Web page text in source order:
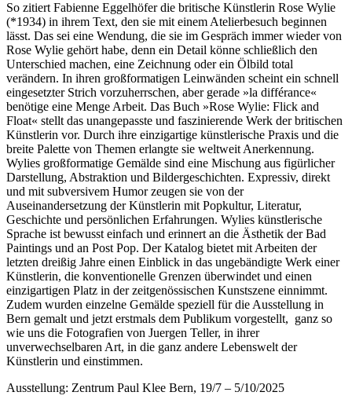
So zitiert Fabienne Eggelhöfer die britische Künstlerin Rose Wylie
(*1934) in ihrem Text, den sie mit einem Atelierbesuch beginnen
lässt. Das sei eine Wendung, die sie im Gespräch immer wieder von
Rose Wylie gehört habe, denn ein Detail könne schließlich den
Unterschied machen, eine Zeichnung oder ein Ölbild total
verändern. In ihren großformatigen Leinwänden scheint ein schnell
eingesetzter Strich vorzuherrschen, aber gerade »la différance«
benötige eine Menge Arbeit. Das Buch »Rose Wylie: Flick and
Float« stellt das unangepasste und faszinierende Werk der britischen
Künstlerin vor. Durch ihre einzigartige künstlerische Praxis und die
breite Palette von Themen erlangte sie weltweit Anerkennung.
Wylies großformatige Gemälde sind eine Mischung aus figürlicher
Darstellung, Abstraktion und Bildergeschichten. Expressiv, direkt
und mit subversivem Humor zeugen sie von der
Auseinandersetzung der Künstlerin mit Popkultur, Literatur,
Geschichte und persönlichen Erfahrungen. Wylies künstlerische
Sprache ist bewusst einfach und erinnert an die Ästhetik der Bad
Paintings und an Post Pop. Der Katalog bietet mit Arbeiten der
letzten dreißig Jahre einen Einblick in das ungebändigte Werk einer
Künstlerin, die konventionelle Grenzen überwindet und einen
einzigartigen Platz in der zeitgenössischen Kunstszene einnimmt.
Zudem wurden einzelne Gemälde speziell für die Ausstellung in
Bern gemalt und jetzt erstmals dem Publikum vorgestellt, ganz so
wie uns die Fotografien von Juergen Teller, in ihrer
unverwechselbaren Art, in die ganz andere Lebenswelt der
Künstlerin und einstimmen.
Ausstellung: Zentrum Paul Klee Bern, 19/7 – 5/10/2025